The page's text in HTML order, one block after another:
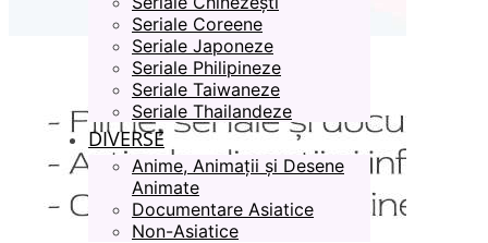
Seriale Coreene
Seriale Japoneze
Seriale Philipineze
Seriale Taiwaneze
Seriale Thailandeze
DIVERSE
Anime, Animații și Desene
Animate
Documentare Asiatice
Non-Asiatice